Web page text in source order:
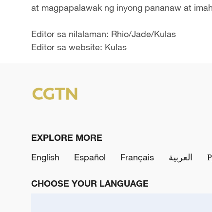
at magpapalawak ng inyong pananaw at
Editor sa nilalaman: Rhio/Jade/Kulas
Editor sa website: Kulas
EXPLORE MORE
English
Español Français العربية
CHOOSE YOUR LANGUAGE